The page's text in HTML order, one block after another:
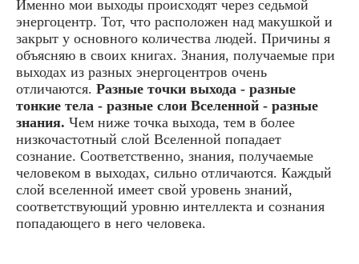
Именно мои выходы происходят через седьмой
энергоцентр. Тот, что расположен над макушкой и
закрыт у основного количества людей. Причины я
объясняю в своих книгах. Знания, получаемые при
выходах из разных энергоцентров очень
отличаются. Разные точки выхода - разные
тонкие тела - разные слои Вселенной - разные
знания. Чем ниже точка выхода, тем в более
низкочастотный слой Вселенной попадает
сознание. Соответственно, знания, получаемые
человеком в выходах, сильно отличаются. Каждый
слой вселенной имеет свой уровень знаний,
соответствующий уровню интеллекта и сознания
попадающего в него человека.